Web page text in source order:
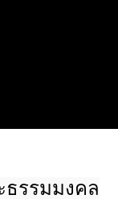
ธรรมมงคล